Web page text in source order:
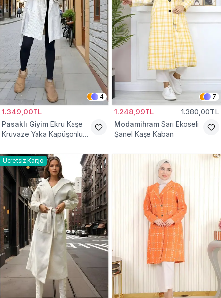
4
1.349,00TL
Pasaklı Giyim Ekru Kaşe
Kruvaze Yaka Kapüşonlu
7
1.248,99TL 1.380,00TL
Modamihram Sarı Ekoseli
Şanel Kaşe Kaban
Ücretsiz Kargo